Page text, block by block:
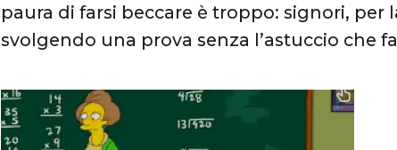
paura di farsi beccare è troppo: signori,
svolgendo una prova senza l’astuccio che